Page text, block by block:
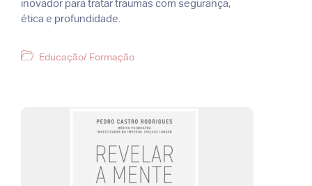
inovador para tratar traumas com segurança,
ética e profundidade.
Categorias
Educação/ Formação